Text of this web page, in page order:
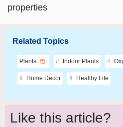
properties
Related Topics
Plants Indoor Plants
Home Decor Healthy Life
Like this article?